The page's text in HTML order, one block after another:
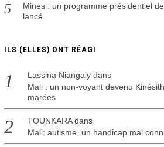
Mines : un programme présidentiel
lancé
ILS (ELLES) ONT RÉAGI
Lassina Niangalydans
Mali : un non-voyant devenu
marées
TOUNKARAdans
Mali: autisme, un handicap mal